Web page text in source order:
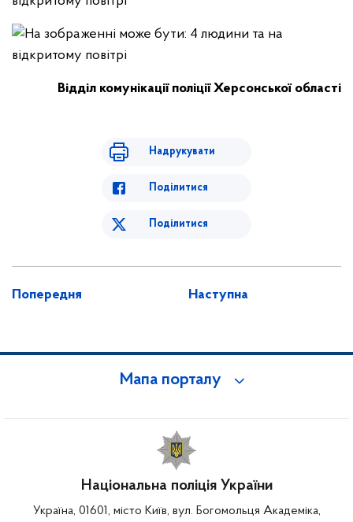
Відділ комунікації поліції Херсонської області
Надрукувати
Поділитися
Поділитися
Попередня Наступна
Мапа порталу
Національна поліція України
Україна, 01601, місто Київ, вул. Богомольця Академіка,